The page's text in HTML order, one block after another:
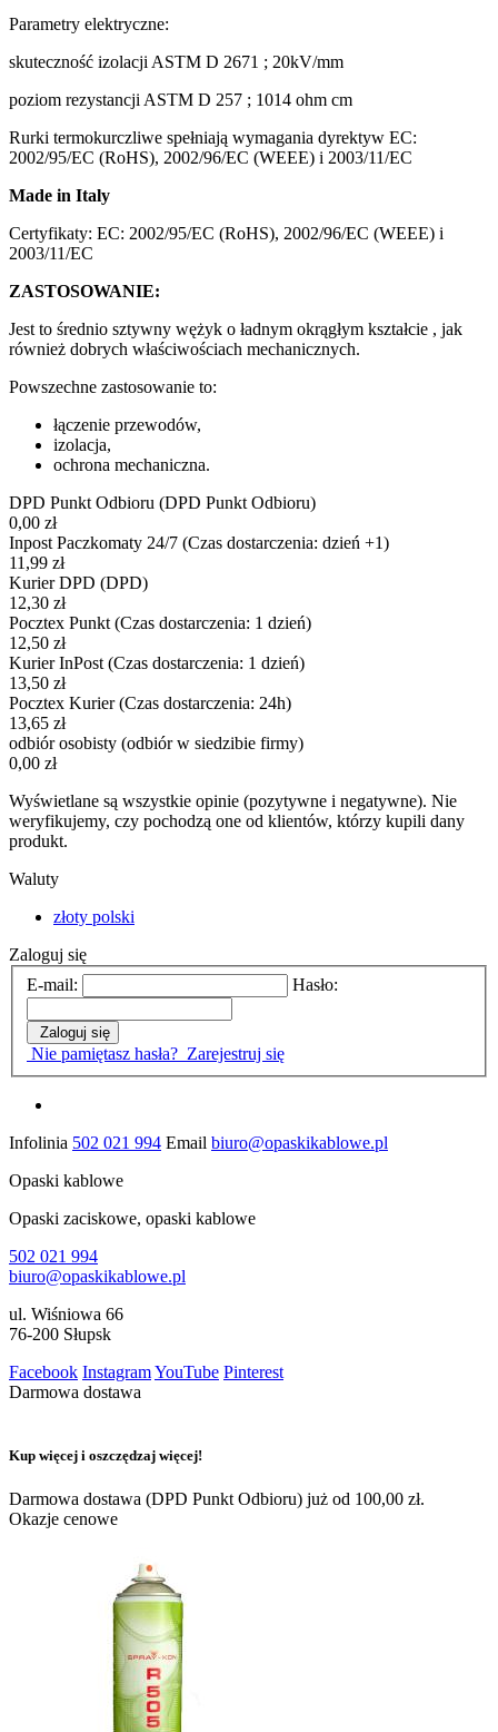
Parametry elektryczne:
skuteczność izolacji ASTM D 2671 ; 20kV/mm
poziom rezystancji ASTM D 257 ; 1014 ohm cm
Rurki termokurczliwe spełniają wymagania dyrektyw EC:
2002/95/EC (RoHS), 2002/96/EC (WEEE) i 2003/11/EC
Made in Italy
Certyfikaty: EC: 2002/95/EC (RoHS), 2002/96/EC (WEEE) i
2003/11/EC
ZASTOSOWANIE:
Jest to średnio sztywny wężyk o ładnym okrągłym kształcie , jak
również dobrych właściwościach mechanicznych.
Powszechne zastosowanie to:
łączenie przewodów,
izolacja,
ochrona mechaniczna.
DPD Punkt Odbioru (DPD Punkt Odbioru)
0,00 zł
Inpost Paczkomaty 24/7 (Czas dostarczenia: dzień +1)
11,99 zł
Kurier DPD (DPD)
12,30 zł
Pocztex Punkt (Czas dostarczenia: 1 dzień)
12,50 zł
Kurier InPost (Czas dostarczenia: 1 dzień)
13,50 zł
Pocztex Kurier(Czas dostarczenia: 24h)
13,65 zł
odbiór osobisty (odbiór w siedzibie firmy)
0,00 zł
Wyświetlane są wszystkie opinie (pozytywne i negatywne). Nie
weryfikujemy, czy pochodzą one od klientów, którzy kupili dany
produkt.
Waluty
złoty polski
Zaloguj się
E-mail:
Hasło:
Zaloguj się
Nie pamiętasz hasła? Zarejestruj się
Infolinia 502 021 994 Email biuro@opaskikablowe.pl
Opaski kablowe
Opaski zaciskowe, opaski kablowe
502 021 994
biuro@opaskikablowe.pl
ul. Wiśniowa 66
76-200 Słupsk
Facebook InstagramYouTube Pinterest
Darmowa dostawa
Kup więcej i oszczędzaj więcej!
Darmowa dostawa (DPD Punkt Odbioru) już od 100,00 zł.
Okazje cenowe